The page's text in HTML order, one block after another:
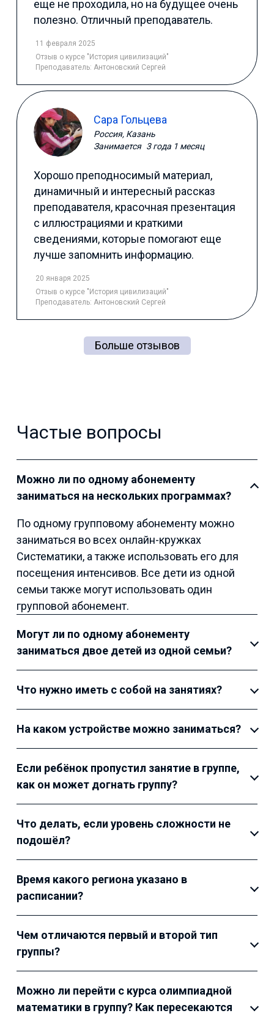
еще не проходила, но на будущее очень
полезно. Отличный преподаватель.
11 февраля 2025
Отзыв о курсе "История цивилизаций"
Преподаватель: Антоновский Сергей
Сара Гольцева
Россия, Казань
Занимается 3 года 1 месяц
Хорошо преподносимый материал,
динамичный и интересный рассказ
преподавателя, красочная презентация
с иллюстрациями и краткими
сведениями, которые помогают еще
лучше запомнить информацию.
20 января 2025
Отзыв о курсе "История цивилизаций"
Преподаватель: Антоновский Сергей
Больше отзывов
Частые вопросы
Можно ли по одному абонементу
заниматься на нескольких программах?
По одному групповому абонементу можно
заниматься во всех онлайн-кружках
Систематики, а также использовать его для
посещения интенсивов. Все дети из одной
семьи также могут использовать один
групповой абонемент.
Могут ли по одному абонементу
заниматься двое детей из одной семьи?
Что нужно иметь с собой на занятиях?
На каком устройстве можно заниматься?
Если ребёнок пропустил занятие в группе,
как он может догнать группу?
Что делать, если уровень сложности не
подошёл?
Время какого региона указано в
расписании?
Чем отличаются первый и второй тип
группы?
Можно ли перейти с курса олимпиадной
математики в группу? Как пересекаются